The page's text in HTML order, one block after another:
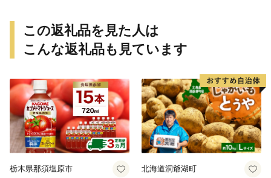
この返礼品を見た人は
こんな返礼品も見ています
栃木県那須塩原市 北海道洞爺湖町